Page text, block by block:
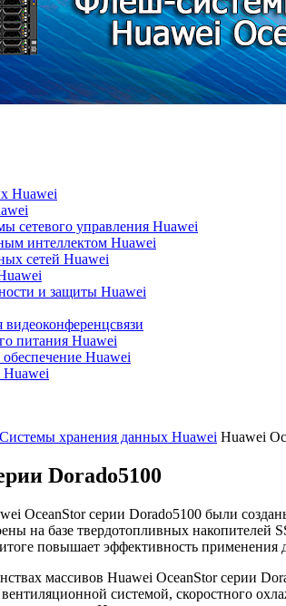
Huawei
сетевого управления Huawei
интеллектом Huawei
сетей Huawei
и защиты Huawei
питания Huawei
Huawei
Системы хранения данных Huawei Huawei
Dorado5100
OceanStor серии Dorado5100 были
на базе твердотопливных
повышает эффективность применения
массивов Huawei OceanStor серии
вентиляционной системой, скоростного